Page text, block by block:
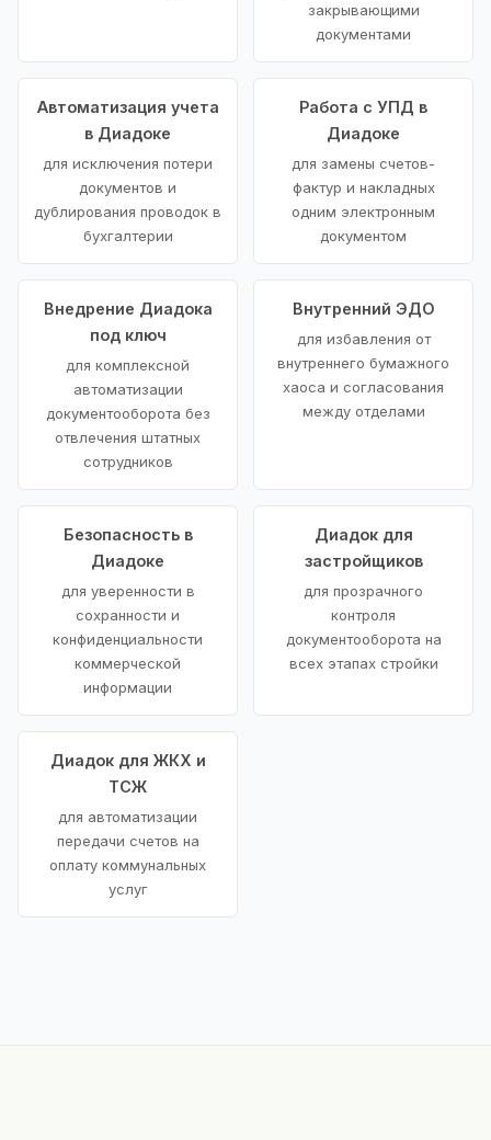
закрывающими
документами
Автоматизация учета
в Диадоке
для исключения потери
документов и
дублирования проводок в
бухгалтерии
Работа с УПД в
Диадоке
для замены счетов-
фактур и накладных
одним электронным
документом
Внедрение Диадока
под ключ
для комплексной
автоматизации
документооборота без
отвлечения штатных
сотрудников
Внутренний ЭДО
для избавления от
внутреннего бумажного
хаоса и согласования
между отделами
Безопасность в
Диадоке
для уверенности в
сохранности и
конфиденциальности
коммерческой
информации
Диадок для
застройщиков
для прозрачного
контроля
документооборота на
всех этапах стройки
Диадок для ЖКХ и
ТСЖ
для автоматизации
передачи счетов на
оплату коммунальных
услуг